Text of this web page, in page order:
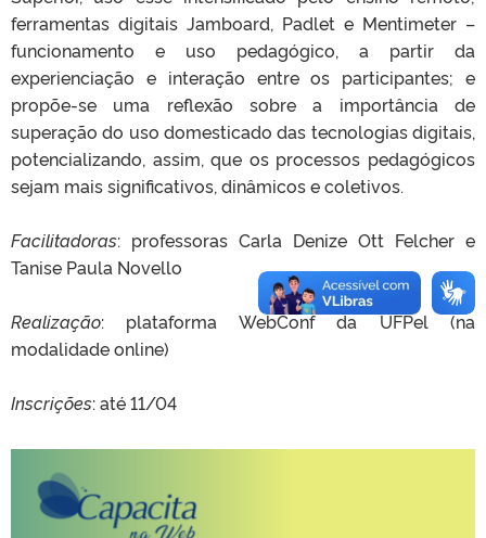
ferramentas digitais Jamboard, Padlet e Mentimeter –
funcionamento e uso pedagógico, a partir da
experienciação e interação entre os participantes; e
propõe-se uma reflexão sobre a importância de
superação do uso domesticado das tecnologias digitais,
potencializando, assim, que os processos pedagógicos
sejam mais significativos, dinâmicos e coletivos.
Facilitadoras: professoras Carla Denize Ott Felcher e
Tanise Paula Novello
Realização: plataforma WebConf da UFPel (na
modalidade online)
Inscrições: até 11/04